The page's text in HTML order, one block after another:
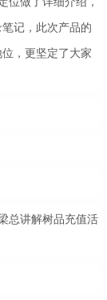
记，此次产品的
，更坚定了大家
总讲解树品充值活